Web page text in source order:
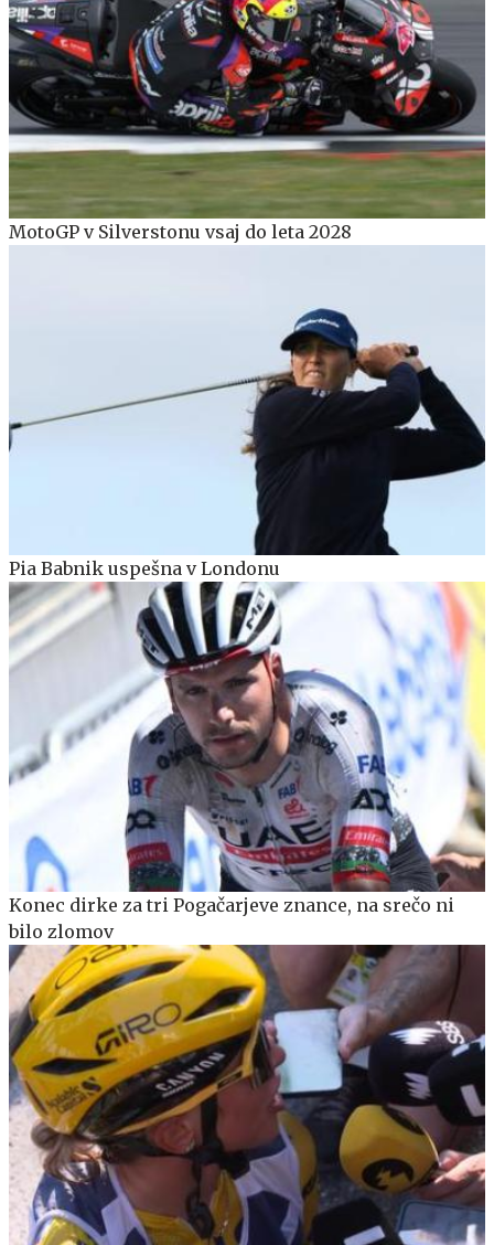
MotoGP v Silverstonu vsaj do leta 2028
Pia Babnik uspešna v Londonu
Konec dirke za tri Pogačarjeve znance, na srečo ni
bilo zlomov